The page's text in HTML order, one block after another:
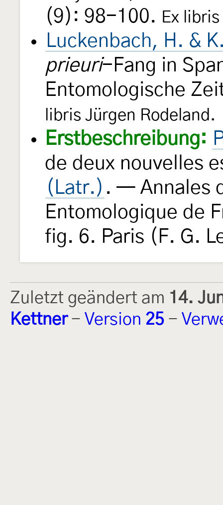
(9): 98-100. Ex
Luckenbach, H. &
prieuri-Fang in
Entomologische
libris Jürgen Rodeland.
Erstbeschreibung:
de deux nouvelles
(Latr.) . — Annales
Entomologique de
fig. 6. Paris (F. G.
Zuletzt geändert am 14.
Kettner- Version 25 -